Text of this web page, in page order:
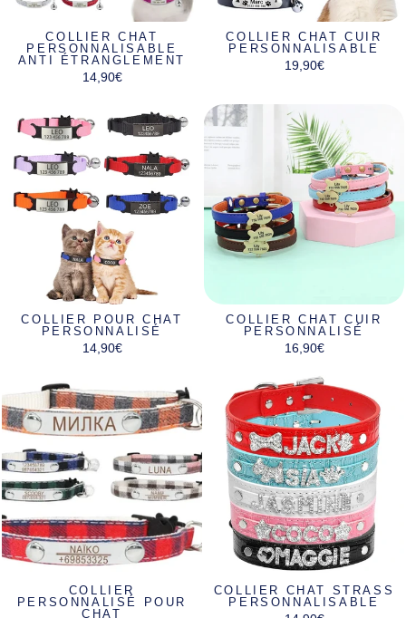
COLLIER CHAT
PERSONNALISABLE
ANTI ÉTRANGLEMENT
14,90€
COLLIER CHAT CUIR
PERSONNALISABLE
19,90€
COLLIER POUR CHAT
PERSONNALISÉ
14,90€
COLLIER CHAT CUIR
PERSONNALISÉ
16,90€
COLLIER
PERSONNALISÉ POUR
CHAT
COLLIER CHAT STRASS
PERSONNALISABLE